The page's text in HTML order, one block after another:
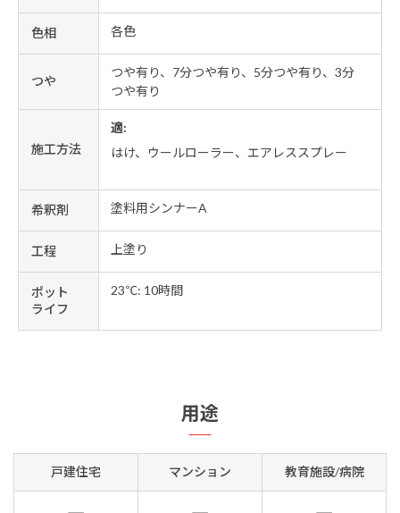
色相 各色
つや
つや有り、7分つや有り、5分つや有り、3分
つや有り
施工方法
適:
はけ、ウールローラー、エアレススプレー
希釈剤 塗料用シンナーA
工程 上塗り
ポット
ライフ
23℃: 10時間
用途
戸建住宅 マンション 教育施設/病院